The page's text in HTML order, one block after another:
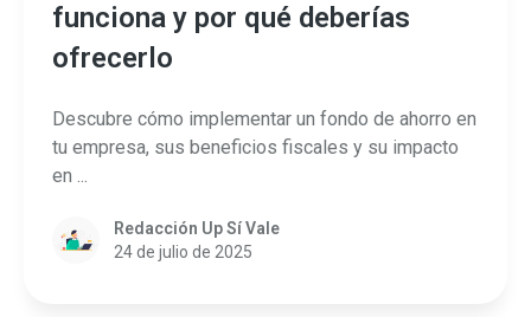
funciona y por qué deberías
ofrecerlo
Descubre cómo implementar un fondo de ahorro en
tu empresa, sus beneficios fiscales y su impacto
en ...
Redacción Up Sí Vale
24 de julio de 2025